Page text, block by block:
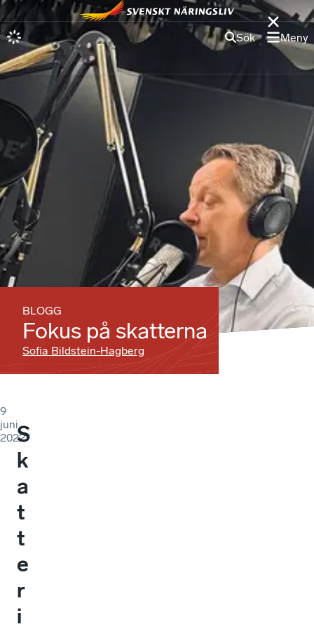
Sök Meny
BLOGG
Fokus på skatterna
Sofia Bildstein-Hagberg
9
juni
2022
S
k
a
t
t
e
r
i